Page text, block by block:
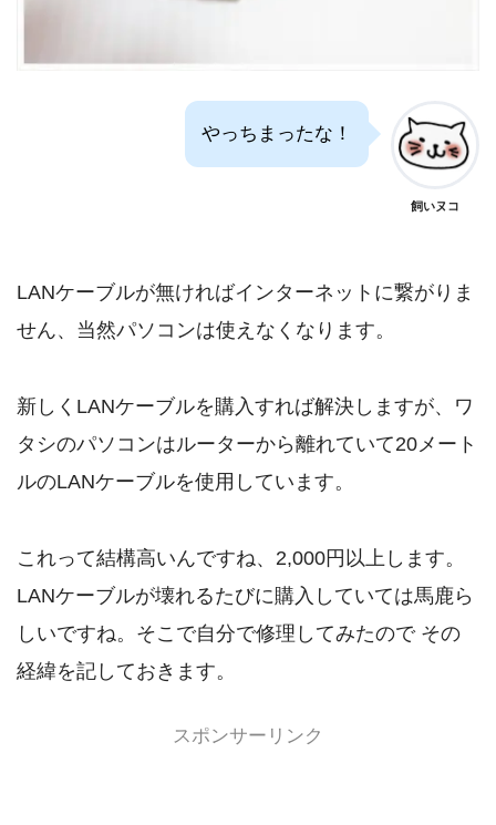
やっちまったな！
飼いヌコ
LANケーブルが無ければインターネットに繋がりま
せん、当然パソコンは使えなくなります。
新しくLANケーブルを購入すれば解決しますが、ワ
タシのパソコンはルーターから離れていて20メート
ルのLANケーブルを使用しています。
これって結構高いんですね、2,000円以上します。
LANケーブルが壊れるたびに購入していては馬鹿ら
しいですね。そこで自分で修理してみたので その
経緯を記しておきます。
スポンサーリンク